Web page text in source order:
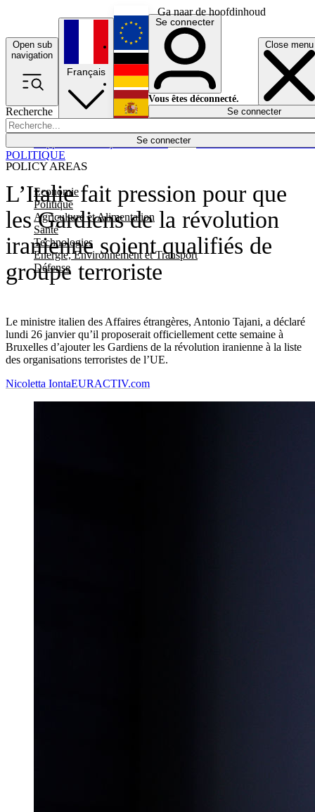
Ga naar de hoofdinhoud
Open sub
navigation
Close menu
Recherche
Se connecter
POLICY AREAS
Economie
Politique
Agriculture et Alimentation
Santé
Technologies
Energie, Environnement et Transport
Défense
Économie
Français
English
Deutsch
Español
Se connecter
Vous êtes déconnecté.
Se connecter
L’Italie fait pression pour que
les Gardiens de la révolution
iranienne soient qualifiés de
groupe terroriste
Le ministre italien des Affaires étrangères, Antonio Tajani, a déclaré
lundi 26 janvier qu’il proposerait officiellement cette semaine à
Bruxelles d’ajouter les Gardiens de la révolution iranienne à la liste
des organisations terroristes de l’UE.
POLITIQUE
Nicoletta IontaEURACTIV.com